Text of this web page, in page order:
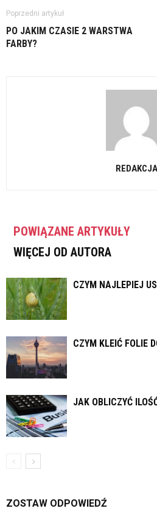
Poprzedni artykuł
PO JAKIM CZASIE 2 WARSTWA
FARBY?
REDAKCJA
POWIĄZANE ARTYKUŁY
WIĘCEJ OD AUTORA
CZYM NAJLEPIEJ
CZYM KLEIĆ FOLIE
JAK OBLICZYĆ
ZOSTAW ODPOWIEDŹ